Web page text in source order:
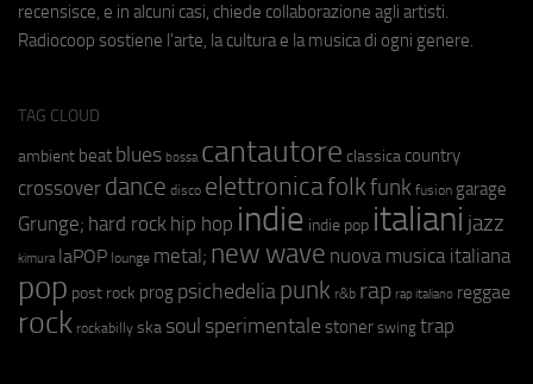
recensisce, e in alcuni casi, chiede collaborazione agli artisti.
Radiocoop sostiene l'arte, la cultura e la musica di ogni genere.
TAG CLOUD
ambient beat blues bossa cantautore classica country
crossover dance disco elettronicafolkfunk fusion garage
Grunge; hard rock hip hop indie indie pop italiani jazz
kimura laPOP lounge metal; new wave nuova musica italiana
pop post rock prog psichedeliapunk r&b rap rap italiano reggae
rock rockabilly ska soul sperimentale stoner swing trap